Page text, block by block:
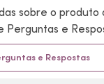
sobre o produto
Perguntas e
e Respostas